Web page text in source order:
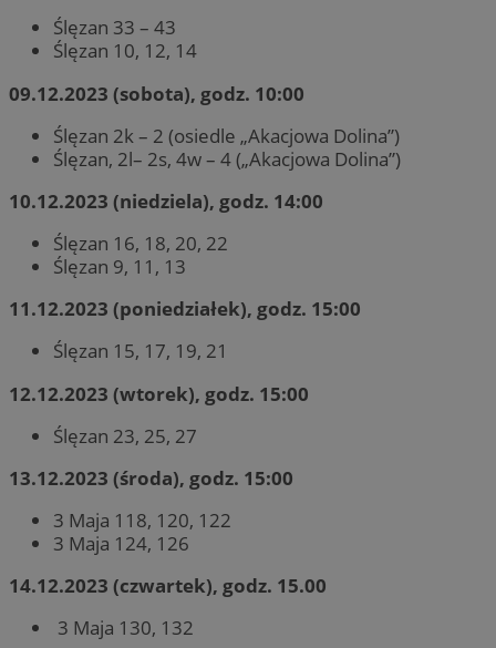
Ślęzan 33 – 43
Ślęzan 10, 12, 14
09.12.2023 (sobota), godz. 10:00
Ślęzan 2k – 2 (osiedle „Akacjowa Dolina”)
Ślęzan, 2l– 2s, 4w – 4 („Akacjowa Dolina”)
10.12.2023 (niedziela), godz. 14:00
Ślęzan 16, 18, 20, 22
Ślęzan 9, 11, 13
11.12.2023 (poniedziałek), godz. 15:00
Ślęzan 15, 17, 19, 21
12.12.2023 (wtorek), godz. 15:00
Ślęzan 23, 25, 27
13.12.2023 (środa), godz. 15:00
3 Maja 118, 120, 122
3 Maja 124, 126
14.12.2023 (czwartek), godz. 15.00
3 Maja 130, 132